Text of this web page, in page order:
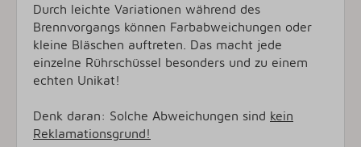
Durch leichte Variationen während des
Brennvorgangs können Farbabweichungen oder
kleine Bläschen auftreten. Das macht jede
einzelne Rührschüssel besonders und zu einem
echten Unikat!
Denk daran: Solche Abweichungen sind kein
Reklamationsgrund!